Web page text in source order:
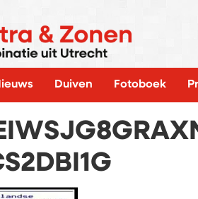
Duiven Fotoboek